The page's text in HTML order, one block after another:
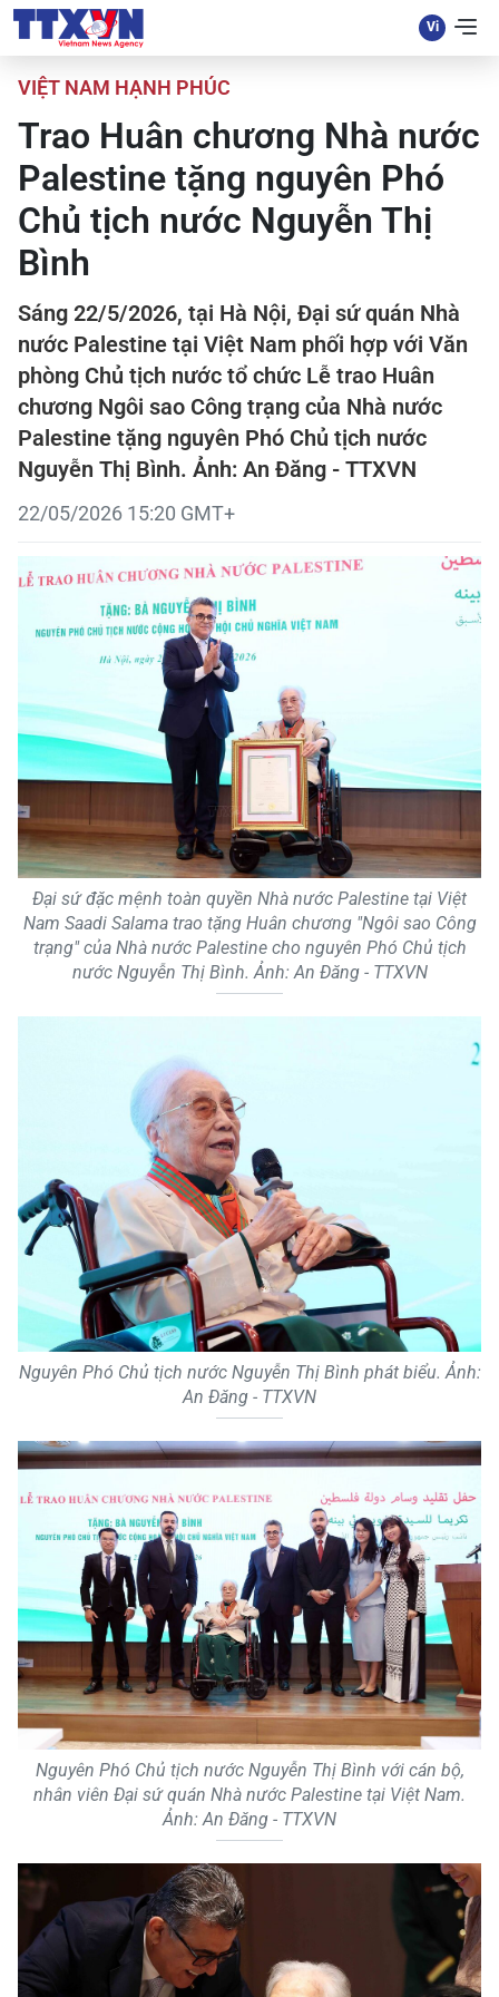
VIỆT NAM HẠNH PHÚC
Trao Huân chương Nhà nước
Palestine tặng nguyên Phó
Chủ tịch nước Nguyễn Thị
Bình
Sáng 22/5/2026, tại Hà Nội, Đại sứ quán Nhà
nước Palestine tại Việt Nam phối hợp với Văn
phòng Chủ tịch nước tổ chức Lễ trao Huân
chương Ngôi sao Công trạng của Nhà nước
Palestine tặng nguyên Phó Chủ tịch nước
Nguyễn Thị Bình. Ảnh: An Đăng - TTXVN
22/05/2026 15:20 GMT+
Đại sứ đặc mệnh toàn quyền Nhà nước Palestine tại Việt
Nam Saadi Salama trao tặng Huân chương "Ngôi sao Công
trạng" của Nhà nước Palestine cho nguyên Phó Chủ tịch
nước Nguyễn Thị Bình. Ảnh: An Đăng - TTXVN
Nguyên Phó Chủ tịch nước Nguyễn Thị Bình phát biểu. Ảnh:
An Đăng - TTXVN
Nguyên Phó Chủ tịch nước Nguyễn Thị Bình với cán bộ,
nhân viên Đại sứ quán Nhà nước Palestine tại Việt Nam.
Ảnh: An Đăng - TTXVN